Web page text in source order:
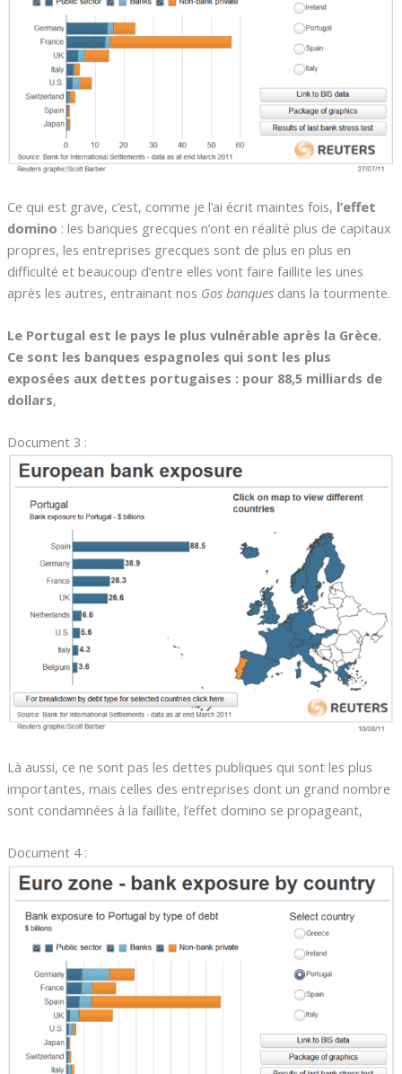
Ce qui est grave, c’est, comme je l’ai écrit maintes fois, l’effet
domino : les banques grecques n’ont en réalité plus de capitaux
propres, les entreprises grecques sont de plus en plus en
difficulté et beaucoup d’entre elles vont faire faillite les unes
après les autres, entrainant nos Gos banquesdans la tourmente.
Le Portugal est le pays le plus vulnérable après la Grèce.
Ce sont les banques espagnoles qui sont les plus
exposées aux dettes portugaises : pour 88,5 milliards de
dollars,
Document 3 :
Là aussi, ce ne sont pas les dettes publiques qui sont les plus
importantes, mais celles des entreprises dont un grand nombre
sont condamnées à la faillite, l’effet domino se propageant,
Document 4 :